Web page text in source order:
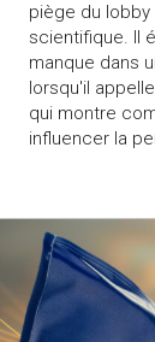
piège du lobby
scientifique. Il
manque dans
lorsqu'il
qui montre
influencer la